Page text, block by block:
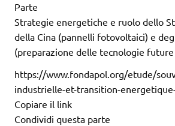
Parte
Strategie energetiche e ruolo dello
della Cina (pannelli fotovoltaici) e
(preparazione delle tecnologie future
https://www.fondapol.org/etude/
industrielle-et-transition-
Copiare il link
Condividi questa parte